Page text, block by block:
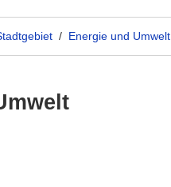
/ Energie und Umwelt